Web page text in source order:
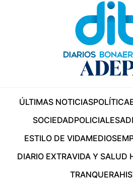
ÚLTIMAS NOTICIASPOLÍTICA
SOCIEDADPOLICIALES
ESTILO DE VIDAMEDIOS
DIARIO EXTRAVIDA Y SALUD
TRANQUERA